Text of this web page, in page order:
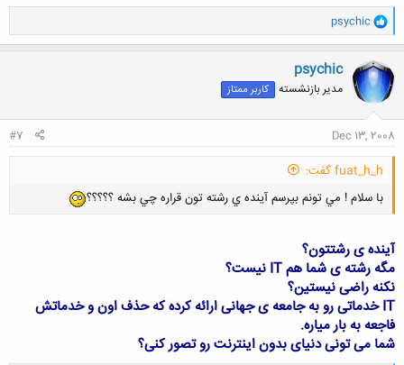
و
ا
ک
ن
ش
ه
ا
psychic
psychic
مدیر بازنشسته کاربر ممتاز
Dec 13, 2008
#7
fuat_h_h گفت:
با سلام ! مي تونم بپرسم آينده ي رشته تون قراره چي بشه ؟؟؟؟؟
آینده ی رشتتون؟
مگه رشته ی شما هم IT نیست؟
نکنه راضی نیستین؟
IT خدماتی رو به جامعه ی جهانی ارائه کرده که حذف اون و خدماتش
فاجعه به بار میاره.
شما می تونی دنیای بدون اینترنت رو تصور کنی؟